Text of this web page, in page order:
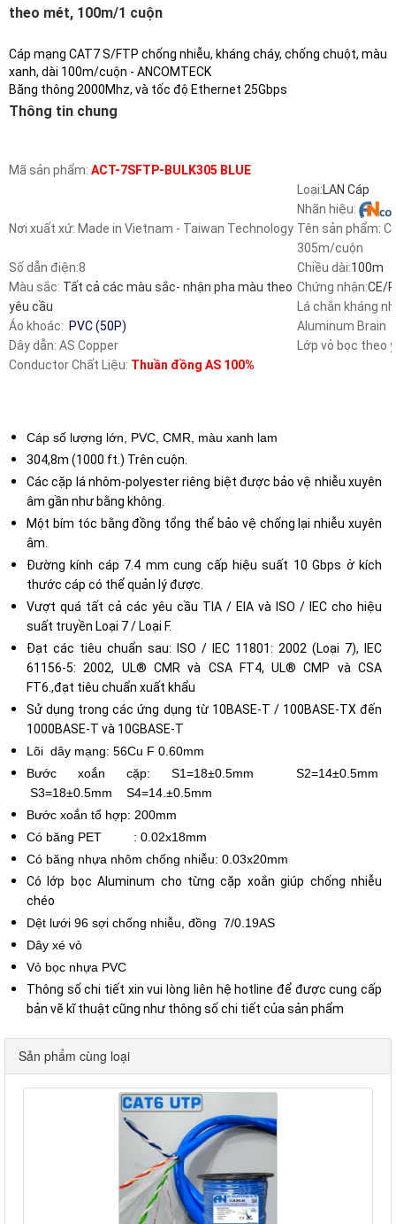
theo mét, 100m/1 cuộn
Cáp mạng CAT7 S/FTP chống nhiễu, kháng cháy, chống chuột, màu
xanh, dài 100m/cuộn - ANCOMTECK
Băng thông 2000Mhz, và tốc độ Ethernet 25Gbps
Thông tin chung
Mã sản phẩm: ACT-7SFTP-BULK305 BLUE
Nơi xuất xứ: Made in Vietnam - Taiwan Technology
Số dẫn điện:8
Màu sắc: Tất cả các màu sắc- nhận pha màu theo
yêu cầu
Áo khoác: PVC (50P)
Dây dẫn: AS Copper
Conductor Chất
Liệu: Thuần đồng AS 100%
Loại:LAN Cáp
Nhãn hiệu:
Tên sản phẩm:
305m/cuộn
Chiều dài:100m
Chứng nhận:CE/
Lá chắn kháng
Aluminum Brain
Lớp vỏ bọc theo
Cáp số lượng lớn, PVC, CMR, màu xanh lam
304,8m (1000 ft.) Trên cuộn.
Các cặp lá nhôm-polyester riêng biệt được bảo vệ nhiễu xuyên
âm gần như bằng không.
Một bím tóc bằng đồng tổng thể bảo vệ chống lại nhiễu xuyên
âm.
Đường kính cáp 7.4 mm cung cấp hiệu suất 10 Gbps ở kích
thước cáp có thể quản lý được.
Vượt quá tất cả các yêu cầu TIA / EIA và ISO / IEC cho hiệu
suất truyền Loại 7 / Loại F.
Đạt các tiêu chuẩn sau: ISO / IEC 11801: 2002 (Loại 7), IEC
61156-5: 2002, UL® CMR và CSA FT4, UL® CMP và CSA
FT6.,đạt tiêu chuẩn xuất khẩu
Sử dụng trong các ứng dụng từ 10BASE-T / 100BASE-TX đến
1000BASE-T và 10GBASE-T
Lõi dây mạng: 56Cu F 0.60mm
Bước xoắn cặp: S1=18±0.5mm S2=14±0.5mm
S3=18±0.5mm S4=14.±0.5mm
Bước xoắn tổ hợp: 200mm
Có băng PET : 0.02x18mm
Có băng nhựa nhôm chống nhiễu: 0.03x20mm
Có lớp bọc Aluminum cho từng cặp xoắn giúp chống nhiễu
chéo
Dệt lưới 96 sợi chống nhiễu, đồng 7/0.19AS
Dây xé vỏ
Vỏ bọc nhựa PVC
Thông số chi tiết xin vui lòng liên hệ hotline để được cung cấp
bản vẽ kĩ thuật cũng như thông số chi tiết của sản phẩm
Sản phẩm cùng loại